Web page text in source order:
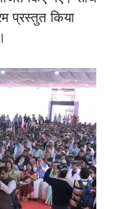
प्रस्तुत किया